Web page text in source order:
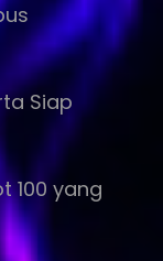
Siap
100 yang